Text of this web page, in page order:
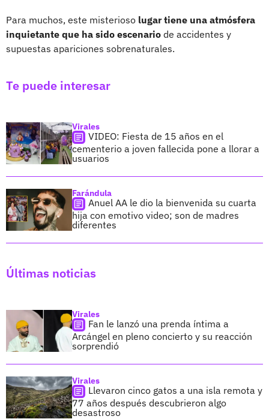
Para muchos, este misterioso lugar tiene una atmósfera
inquietante que ha sido escenario de accidentes y
supuestas apariciones sobrenaturales.
Te puede interesar
Virales
VIDEO: Fiesta de 15 años en el
cementerio a joven fallecida pone a llorar a
usuarios
Farándula
Anuel AA le dio la bienvenida su cuarta
hija con emotivo video; son de madres
diferentes
Últimas noticias
Virales
Fan le lanzó una prenda íntima a
Arcángel en pleno concierto y su reacción
sorprendió
Virales
Llevaron cinco gatos a una isla remota y
77 años después descubrieron algo
desastroso